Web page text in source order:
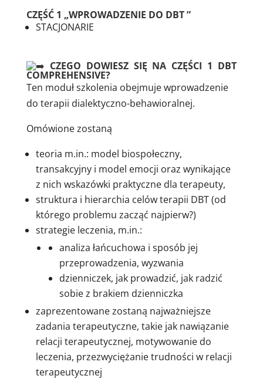
CZĘŚĆ 1 „WPROWADZENIE DO DBT ”
STACJONARIE
CZEGO DOWIESZ SIĘ NA CZĘŚCI 1 DBT
COMPREHENSIVE?
Ten moduł szkolenia obejmuje wprowadzenie
do terapii dialektyczno-behawioralnej.
Omówione zostaną
teoria m.in.: model biospołeczny,
transakcyjny i model emocji oraz wynikające
z nich wskazówki praktyczne dla terapeuty,
struktura i hierarchia celów terapii DBT (od
którego problemu zacząć najpierw?)
strategie leczenia, m.in.:
analiza łańcuchowa i sposób jej
przeprowadzenia, wyzwania
dzienniczek, jak prowadzić, jak radzić
sobie z brakiem dzienniczka
zaprezentowane zostaną najważniejsze
zadania terapeutyczne, takie jak nawiązanie
relacji terapeutycznej, motywowanie do
leczenia, przezwyciężanie trudności w relacji
terapeutycznej